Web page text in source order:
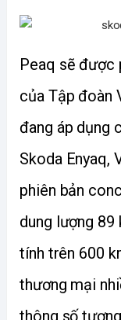
Peaq sẽ được
của Tập đoàn
đang áp dụng
Skoda Enyaq,
phiên bản
dung lượng
tính trên 600
thương mại
thông số